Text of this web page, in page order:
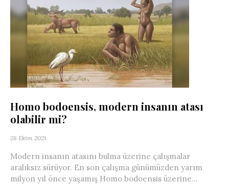
Homo bodoensis, modern insanın atası
olabilir mi?
28 Ekim 2021
Modern insanın atasını bulma üzerine çalışmalar
aralıksız sürüyor. En son çalışma günümüzden yarım
milyon yıl önce yaşamış Homo bodoensis üzerine...